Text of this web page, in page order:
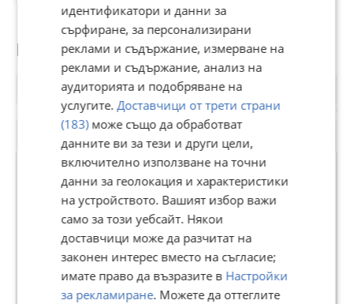
Потребител
Реджеп
В Bazar.BG от 30 януари 2021г.
Последно активен днес в 11:19 ч.
1 Обяви
идентификатори и данни за
сърфиране, за персонализирани
реклами и съдържание, измерване на
реклами и съдържание, анализ на
аудиторията и подобряване на
услугите. Доставчици от трети страни
(183)може също да обработват
данните ви за тези и други цели,
включително използване на точни
данни за геолокация и характеристики
на устройството. Вашият избор важи
само за този уебсайт. Някои
доставчици може да разчитат на
законен интерес вместо на съгласие;
имате право да възразите в Настройки
за рекламиране. Можете да оттеглите